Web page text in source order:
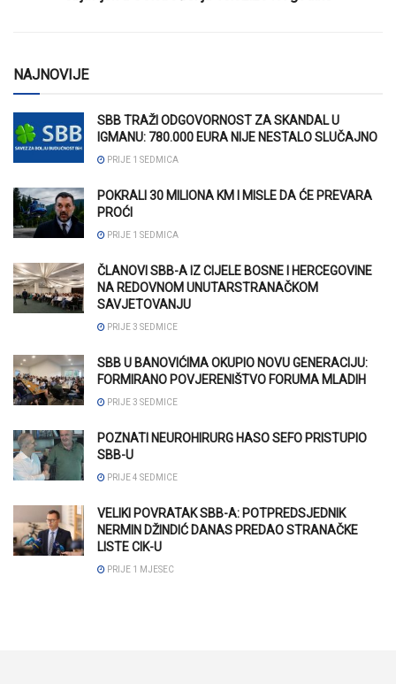
NAJNOVIJE
SBB TRAŽI ODGOVORNOST ZA SKANDAL U
IGMANU: 780.000 EURA NIJE NESTALO SLUČAJNO
PRIJE 1 SEDMICA
POKRALI 30 MILIONA KM I MISLE DA ĆE PREVARA
PROĆI
PRIJE 1 SEDMICA
ČLANOVI SBB-A IZ CIJELE BOSNE I HERCEGOVINE
NA REDOVNOM UNUTARSTRANAČKOM
SAVJETOVANJU
PRIJE 3 SEDMICE
SBB U BANOVIĆIMA OKUPIO NOVU GENERACIJU:
FORMIRANO POVJERENIŠTVO FORUMA MLADIH
PRIJE 3 SEDMICE
POZNATI NEUROHIRURG HASO SEFO PRISTUPIO
SBB-U
PRIJE 4 SEDMICE
VELIKI POVRATAK SBB-A: POTPREDSJEDNIK
NERMIN DŽINDIĆ DANAS PREDAO STRANAČKE
LISTE CIK-U
PRIJE 1 MJESEC